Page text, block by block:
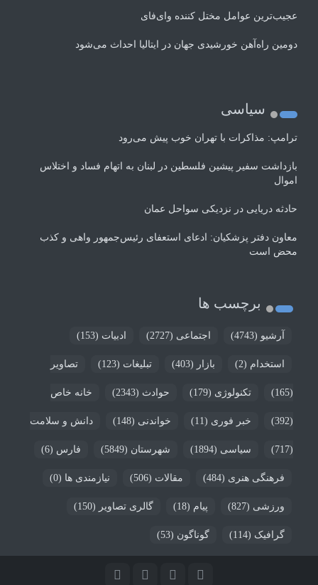
عجیب‌ترین عوامل مختل کننده وای‌فای
دومین راه‌آهن خورشیدی جهان در ایتالیا احداث می‌شود
سیاسی
ترامپ: مذاکرات با تهران خوب پیش می‌رود
بازداشت سفیر پیشین فلسطین در لبنان به اتهام فساد و اختلاس
اموال
حادثه دریایی در نزدیکی سواحل عمان
معاون دفتر پزشکیان: ادعای استعفای رئیس‌جمهور واهی و کذب
محض است
برچسب ها
آرشیو (4743) اجتماعی (2727) ادبیات (153)
استخدام (2) بازار (403) تبلیغات (123) تصاویر
(165) تکنولوژی (179) حوادث (2343) خانه خاص
(392) خبر فوری (11) خواندنی (148) دانش و سلامت
(717) سیاسی (1894) شهرستان (5849) فارس (6)
فرهنگی هنری (484) مقالات (506) نیازمندی ها (0)
ورزشی (827) پیام (18) گالری تصاویر (150)
گرافیک (114) گوناگون (53)